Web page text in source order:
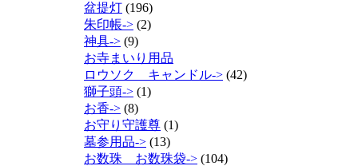
盆提灯 (196)
朱印帳-> (2)
神具-> (9)
お寺まいり用品
ロウソク キャンドル-> (42)
獅子頭-> (1)
お香-> (8)
お守り守護尊 (1)
墓参用品-> (13)
お数珠 お数珠袋-> (104)